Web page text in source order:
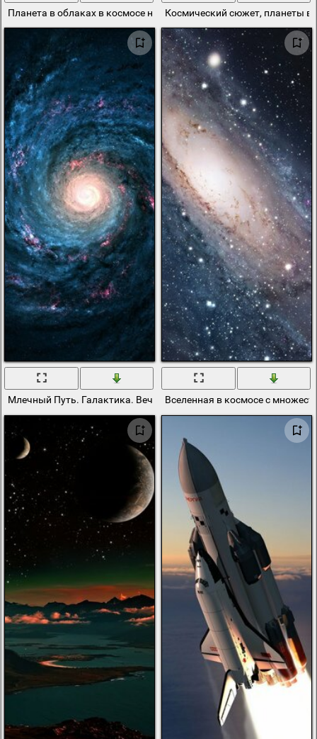
Планета в облаках в космосе на восходе СолнцаКосмический сюжет, планеты в
Млечный Путь. Галактика. Вечность. КосмосВселенная в космосе с